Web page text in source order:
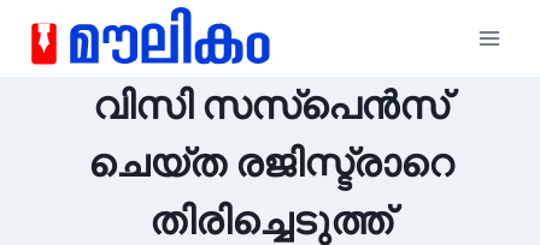
വിസി സസ്പെൻസ്
ചെയ്ത രജിസ്ട്രാറെ
തിരിച്ചെടുത്ത്